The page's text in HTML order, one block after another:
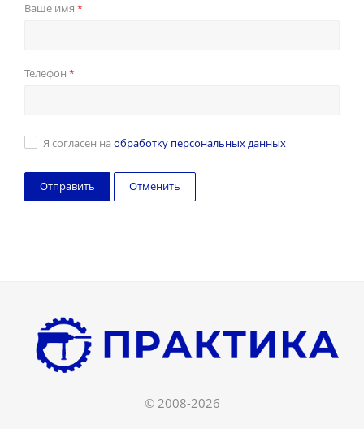
Ваше имя *
Телефон *
Я согласен на обработку персональных данных
Отменить
© 2008-2026